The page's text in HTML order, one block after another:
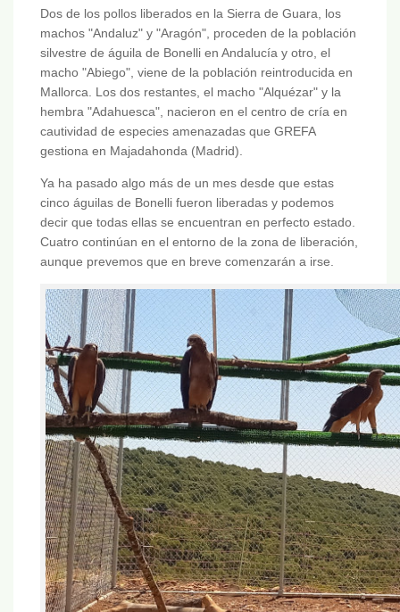
Dos de los pollos liberados en la Sierra de Guara, los
machos "Andaluz" y "Aragón", proceden de la población
silvestre de águila de Bonelli en Andalucía y otro, el
macho "Abiego", viene de la población reintroducida en
Mallorca. Los dos restantes, el macho "Alquézar" y la
hembra "Adahuesca", nacieron en el centro de cría en
cautividad de especies amenazadas que GREFA
gestiona en Majadahonda (Madrid).
Ya ha pasado algo más de un mes desde que estas
cinco águilas de Bonelli fueron liberadas y podemos
decir que todas ellas se encuentran en perfecto estado.
Cuatro continúan en el entorno de la zona de liberación,
aunque prevemos que en breve comenzarán a irse.